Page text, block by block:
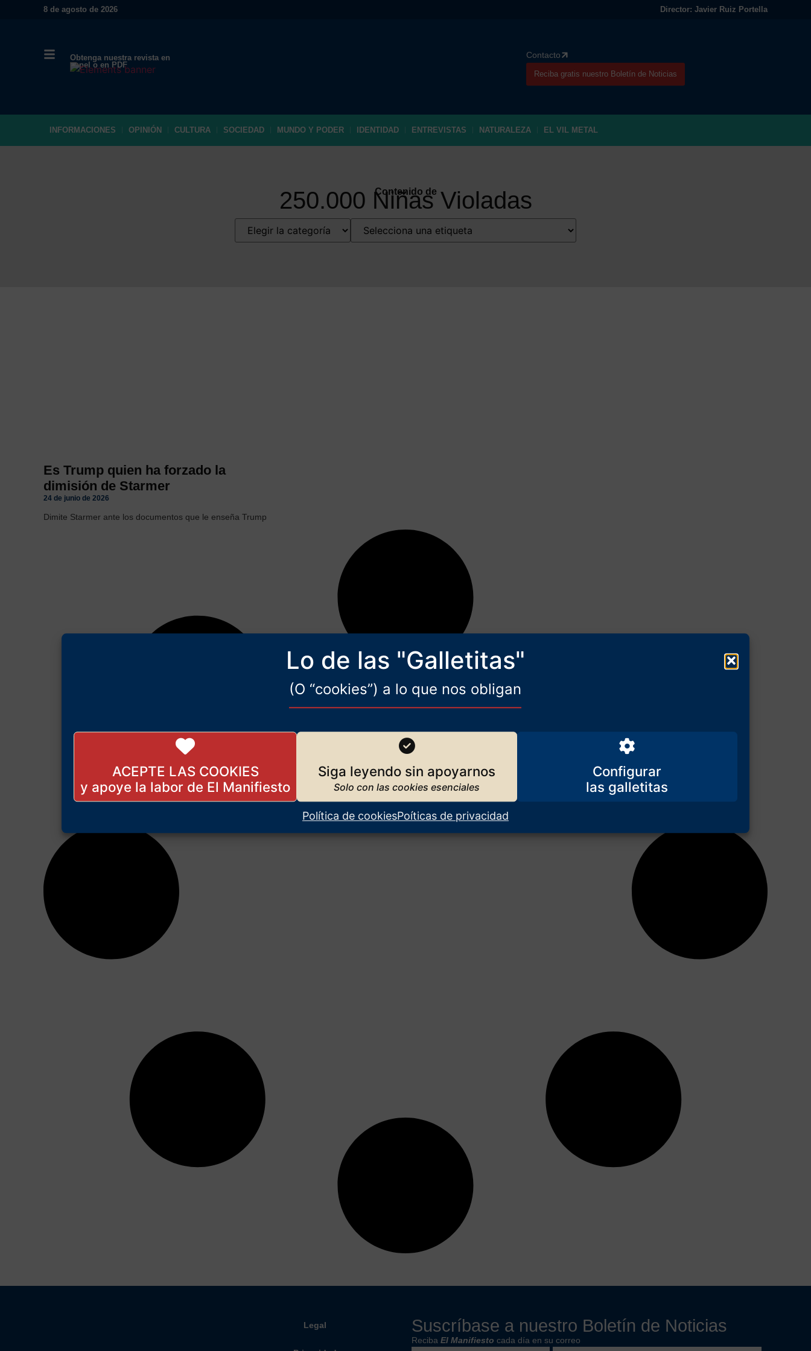
Lo de las "Galletitas"
(O “cookies”) a lo que nos obligan
ACEPTE LAS COOKIES Siga leyendo sin apoyarnos Configurar
Política de cookiesPoíticas de privacidad
8 de agosto de 2026 Director: Javier Ruiz Portella
Obtenga nuestra revista en
papel o en PDF
Contacto
Reciba gratis nuestro Boletín de Noticias
INFORMACIONES OPINIÓN CULTURA SOCIEDAD MUNDO Y PODER IDENTIDAD ENTREVISTAS NATURALEZA EL VIL METAL
Contenido de
250.000 Niñas Violadas
Es Trump quien ha forzado la
dimisión de Starmer
24 de junio de 2026
Dimite Starmer ante los documentos que le enseña Trump
Legal Suscríbase a nuestro Boletín de Noticias
Reciba El Manifiesto cada día en su correo